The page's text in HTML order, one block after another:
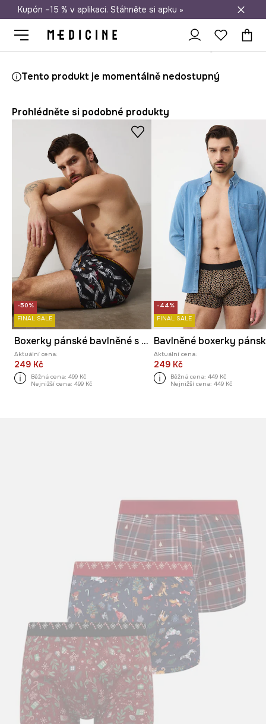
Doprava zdarma při nákupu nad 1 200 Kč
Kupón –15 % v aplikaci. Stáhněte si apku »
Tento produkt je momentálně nedostupný
Prohlédněte si podobné produkty
-50%
FINAL SALE
Boxerky pánské bavlněné s elastanem 2-pack
Aktuální cena:
249 Kč
Běžná cena: 499 Kč
Nejnižší cena: 499 Kč
-44%
FINAL SALE
Aktuální cena:
249 Kč
Běžná cena: 449 Kč
Nejnižší cena: 449 Kč